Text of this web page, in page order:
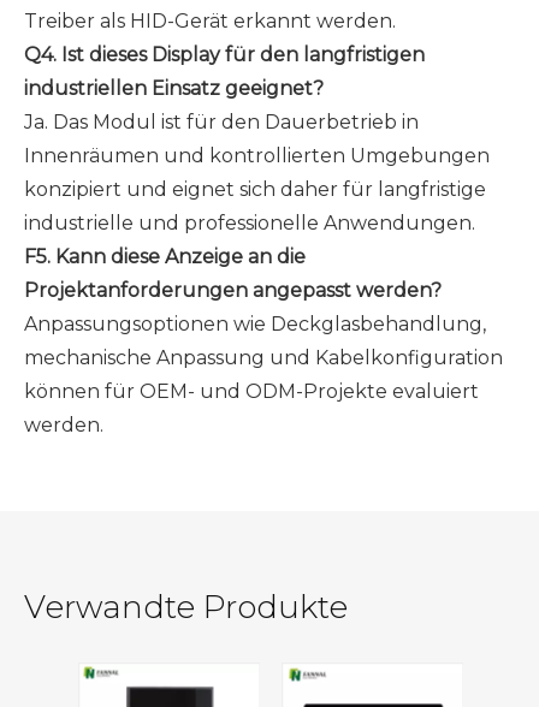
Treiber als HID-Gerät erkannt werden.
Q4. Ist dieses Display für den langfristigen
industriellen Einsatz geeignet?
Ja. Das Modul ist für den Dauerbetrieb in
Innenräumen und kontrollierten Umgebungen
konzipiert und eignet sich daher für langfristige
industrielle und professionelle Anwendungen.
F5. Kann diese Anzeige an die
Projektanforderungen angepasst werden?
Anpassungsoptionen wie Deckglasbehandlung,
mechanische Anpassung und Kabelkonfiguration
können für OEM- und ODM-Projekte evaluiert
werden.
Verwandte Produkte